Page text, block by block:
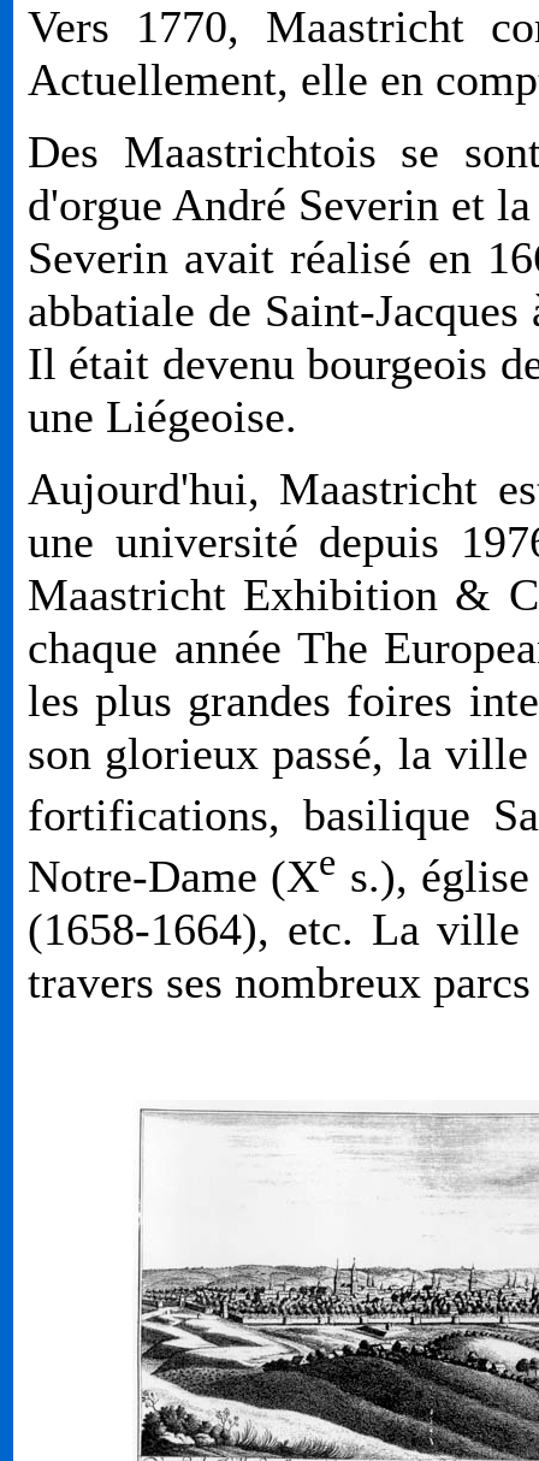
Vers 1770, Maastricht
Actuellement, elle en
Des Maastrichtois se
d'orgue André Severin et
Severin avait réalisé en
abbatiale de Saint-
Il était devenu bourgeois
une Liégeoise.
Aujourd'hui, Maastricht
une université depuis
Maastricht Exhibition &
chaque année The
les plus grandes foires
son glorieux passé, la ville
fortifications, basilique
Notre-Dame (Xe s.),
(1658-1664), etc. La ville
travers ses nombreux